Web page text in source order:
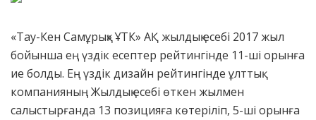
«Тау-Кен Самұрық» ҰТК» АҚ жылдық есебі 2017 жыл
бойынша ең үздік есептер рейтингінде 11-ші орынға
ие болды. Ең үздік дизайн рейтингінде ұлттық
компанияның Жылдық есебі өткен жылмен
салыстырғанда 13 позицияға көтеріліп, 5-ші орынға